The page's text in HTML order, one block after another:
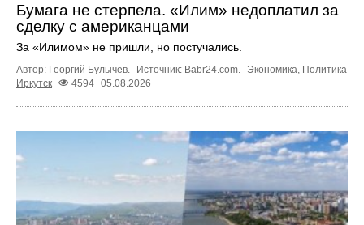
Бумага не стерпела. «Илим» недоплатил за
сделку с американцами
За «Илимом» не пришли, но постучались.
Автор: Георгий Булычев. Источник: Babr24.com Экономика Политика
Иркутск
4594 05.08.2026